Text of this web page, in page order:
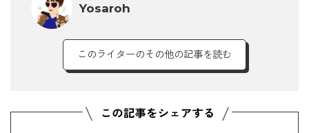
Yosaroh
このライターのその他の記事を読む